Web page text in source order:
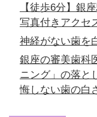
【徒歩6分】銀
写真付きアクセ
神経がない歯を
銀座の審美歯科
ニング」の落と
悔しない歯の白